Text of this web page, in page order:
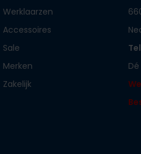
Werklaarzen
Accessoires
Sale
Merken
Zakelijk